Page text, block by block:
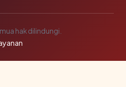
hak dilindungi.